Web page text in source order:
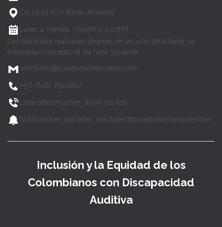
Cra 24 53 A 27 Barrio Arboleda
Lunes a Viernes, 7:00AM a 4:00PM
Las solicitudes realizadas después de las 4:00 de la tarde, se
entenderán radicadas el día hábil siguiente.
solicitudes@curaduria2manizales.com
(+57) (606) 8900812
Línea anticorrupción: 8000 911 616
Notificaciones judiciales: solicitudes@curaduria2manizales.com
Inclusión y la Equidad de los
Colombianos con Discapacidad
Auditiva